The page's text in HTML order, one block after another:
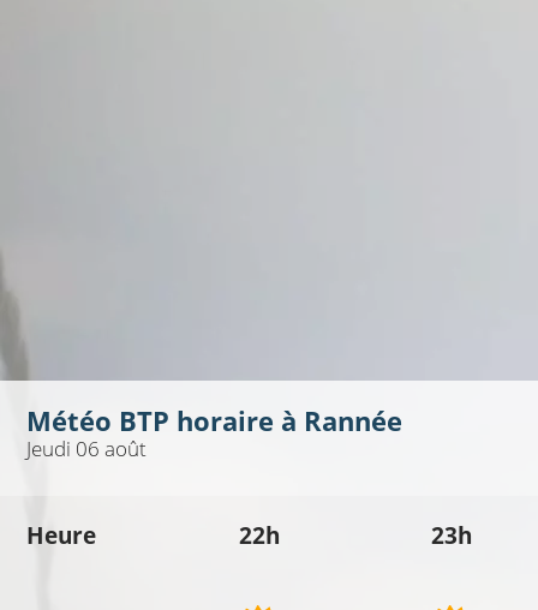
Météo BTP horaire à Rannée
Jeudi 06 août
Heure 22h 23h